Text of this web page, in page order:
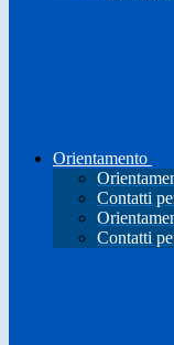
Orientamento
Contatti
Contatti